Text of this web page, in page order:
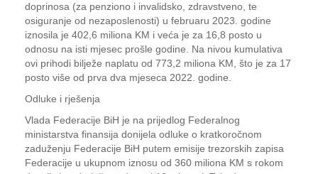
doprinosa (za penziono i invalidsko, zdravstveno, te
osiguranje od nezaposlenosti) u februaru 2023. godine
iznosila je 402,6 miliona KM i veća je za 16,8 posto u
odnosu na isti mjesec prošle godine. Na nivou kumulativa
ovi prihodi bilježe naplatu od 773,2 miliona KM, što je za 17
posto više od prva dva mjeseca 2022. godine.
Odluke i rješenja
Vlada Federacije BiH je na prijedlog Federalnog
ministarstva finansija donijela odluke o kratkoročnom
zaduženju Federacije BiH putem emisije trezorskih zapisa
Federacije u ukupnom iznosu od 360 miliona KM s rokom